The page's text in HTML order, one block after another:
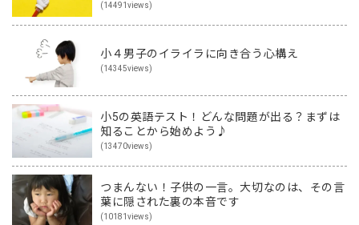
(14491views)
小４男子のイライラに向き合う心構え
(14345views)
小5の英語テスト！どんな問題が出る？まずは
知ることから始めよう♪
(13470views)
つまんない！子供の一言。大切なのは、その言
葉に隠された裏の本音です
(10181views)